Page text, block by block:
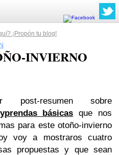
¡Propón tu blog!
INVIERNO
post-resumen sobre
prendas básicas que nos
para este otoño-invierno
voy a mostraros cuatro
propuestas y que sean